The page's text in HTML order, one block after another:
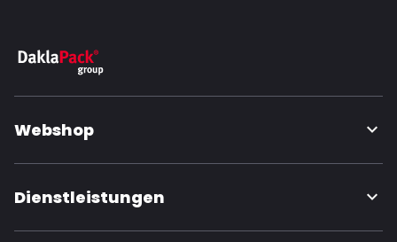
Webshop
Dienstleistungen